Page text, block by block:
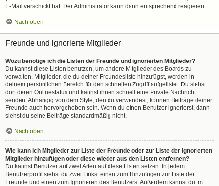
E-Mail verschickt hat. Der Administrator kann dann entsprechend reagieren.
Nach oben
Freunde und ignorierte Mitglieder
Wozu benötige ich die Listen der Freunde und ignorierten Mitglieder?
Du kannst diese Listen benutzen, um andere Mitglieder des Boards zu
verwalten. Mitglieder, die du deiner Freundesliste hinzufügst, werden in
deinem persönlichen Bereich für den schnellen Zugriff aufgelistet. Du siehst
dort deren Onlinestatus und kannst ihnen schnell eine Private Nachricht
senden. Abhängig von dem Style, den du verwendest, können Beiträge deiner
Freunde auch hervorgehoben sein. Wenn du einen Benutzer ignorierst, dann
siehst du seine Beiträge standardmäßig nicht.
Nach oben
Wie kann ich Mitglieder zur Liste der Freunde oder zur Liste der ignorierten
Mitglieder hinzufügen oder diese wieder aus den Listen entfernen?
Du kannst Benutzer auf zwei Arten auf diese Listen setzen: In jedem
Benutzerprofil siehst du zwei Links: einen zum Hinzufügen zur Liste der
Freunde und einen zum Ignorieren des Benutzers. Außerdem kannst du im